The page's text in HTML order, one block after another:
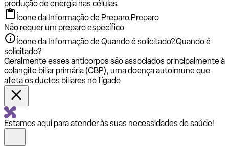
produção de energia nas células.
Ícone da Informação de Preparo.Preparo
Não requer um preparo específico
Ícone da Informação de Quando é solicitado?.Quando é
solicitado?
Geralmente esses anticorpos são associados principalmente à
colangite biliar primária (CBP), uma doença autoimune que
afeta os ductos biliares no fígado
Estamos aqui para atender às suas necessidades de saúde!